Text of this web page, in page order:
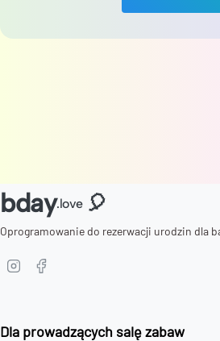
bday.love 🎈
Oprogramowanie do rezerwacji urodzin dla
Dla prowadzących salę zabaw